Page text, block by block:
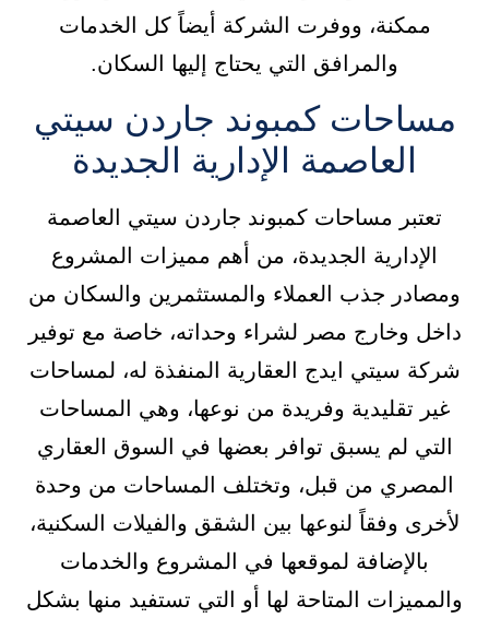
ممكنة، ووفرت الشركة أيضاً كل الخدمات
والمرافق التي يحتاج إليها السكان.
مساحات كمبوند جاردن سيتي
العاصمة الإدارية الجديدة
تعتبر مساحات كمبوند جاردن سيتي العاصمة
الإدارية الجديدة، من أهم مميزات المشروع
ومصادر جذب العملاء والمستثمرين والسكان من
داخل وخارج مصر لشراء وحداته، خاصة مع توفير
شركة سيتي ايدج العقارية المنفذة له، لمساحات
غير تقليدية وفريدة من نوعها، وهي المساحات
التي لم يسبق توافر بعضها في السوق العقاري
المصري من قبل، وتختلف المساحات من وحدة
لأخرى وفقاً لنوعها بين الشقق والفيلات السكنية،
بالإضافة لموقعها في المشروع والخدمات
والمميزات المتاحة لها أو التي تستفيد منها بشكل